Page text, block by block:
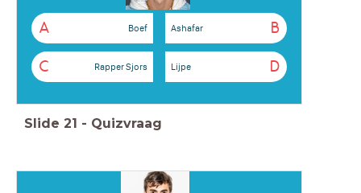
A Boef B
Ashafar
C Rapper Sjors D
Lijpe
Slide 21 - Quizvraag